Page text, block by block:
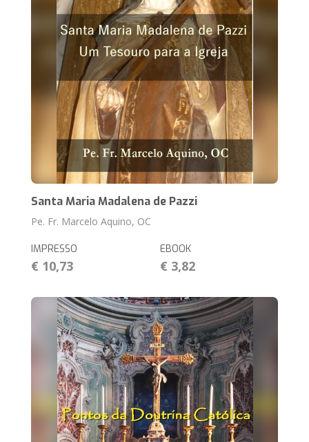
Santa Maria Madalena de Pazzi
Pe. Fr. Marcelo Aquino, OC
IMPRESSO
€ 10,73
EBOOK
€ 3,82